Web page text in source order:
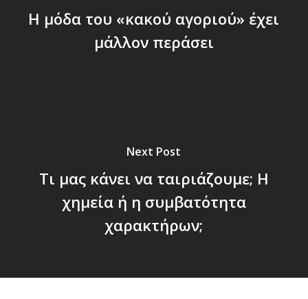
Η μόδα του «κακού αγοριού» έχει
μάλλον περάσει
Next Post
Τι μας κάνει να ταιριάζουμε; Η
χημεία ή η συμβατότητα
χαρακτήρων;